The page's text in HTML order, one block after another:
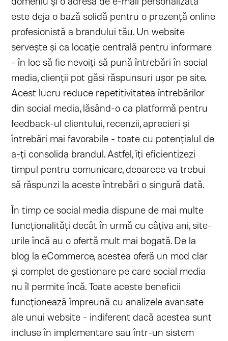
este deja o bază solidă pentru o prezență online
profesionistă a brandului tău. Un website
servește și ca locație centrală pentru informare
- în loc să fie nevoiți să pună întrebări în social
media, clienții pot găsi răspunsuri ușor pe site.
Acest lucru reduce repetitivitatea întrebărilor
din social media, lăsând-o ca platformă pentru
feedback-ul clientului, recenzii, aprecieri și
întrebări mai favorabile - toate cu potențialul de
a-ți consolida brandul. Astfel, îți eficientizezi
timpul pentru comunicare, deoarece va trebui
să răspunzi la aceste întrebări o singură dată.
În timp ce social media dispune de mai multe
funcționalități decât în ​​urmă cu câțiva ani, site-
urile încă au o ofertă mult mai bogată. De la
blog la eCommerce, acestea oferă un mod clar
și complet de gestionare pe care social media
nu îl permite încă. Toate aceste beneficii
funcționează împreună cu analizele avansate
ale unui website - indiferent dacă acestea sunt
incluse în implementare sau într-un sistem